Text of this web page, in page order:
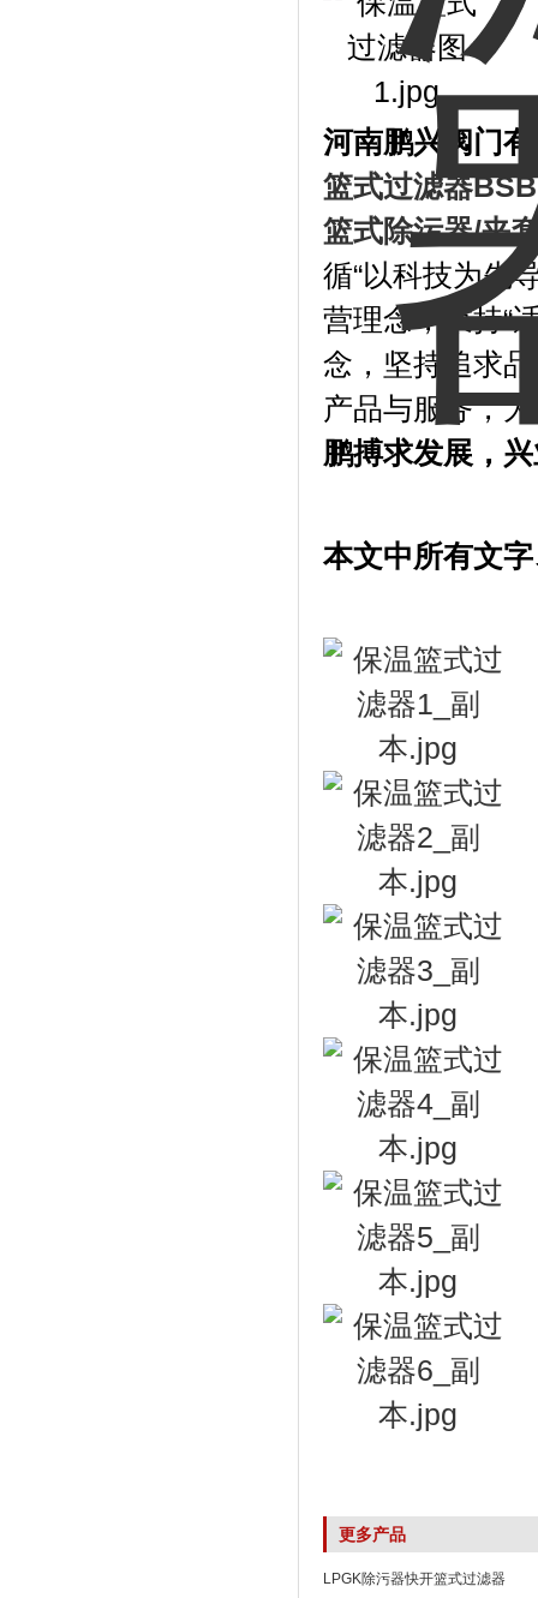
河南鹏兴阀门
篮式过滤器
篮式除污器/夹
循“以科技为先
营理念，秉持“
念，坚持追求
产品与服务，
鹏搏求发展，
本文中所有文
更多产品
LPGK除污器快开篮式过滤器